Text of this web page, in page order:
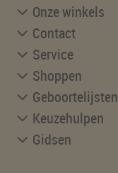
Onze winkels
Contact
Service
Shoppen
Geboortelijsten
Keuzehulpen
Gidsen